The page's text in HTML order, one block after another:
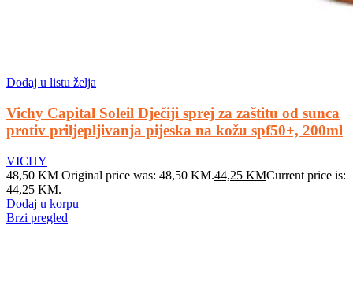
Dodaj u listu želja
Vichy Capital Soleil Dječiji sprej za zaštitu od sunca
protiv priljepljivanja pijeska na kožu spf50+, 200ml
VICHY
48,50KM Original price was: 48,50 KM.44,25 KMCurrent price is:
44,25 KM.
Dodaj u korpu
Brzi pregled